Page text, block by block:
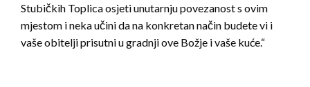
Stubičkih Toplica osjeti unutarnju povezanost s ovim
mjestom i neka učini da na konkretan način budete vi i
vaše obitelji prisutni u gradnji ove Božje i vaše kuće.“